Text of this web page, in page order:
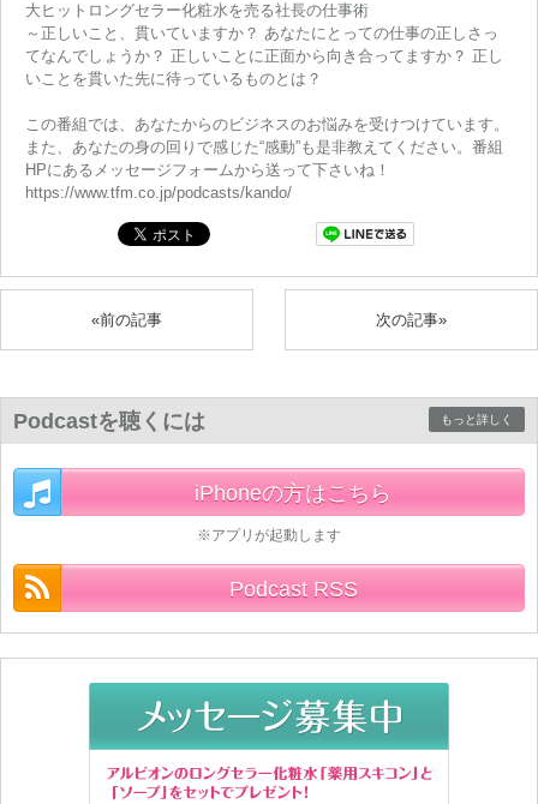
大ヒットロングセラー化粧水を売る社長の仕事術
～正しいこと、貫いていますか？ あなたにとっての仕事の正しさっ
てなんでしょうか？ 正しいことに正面から向き合ってますか？ 正し
いことを貫いた先に待っているものとは？
この番組では、あなたからのビジネスのお悩みを受けつけています。
また、あなたの身の回りで感じた“感動”も是非教えてください。番組
HPにあるメッセージフォームから送って下さいね！
https://www.tfm.co.jp/podcasts/kando/
«前の記事 次の記事»
Podcastを聴くには もっと詳しく
iPhoneの方はこちら
※アプリが起動します
Podcast RSS